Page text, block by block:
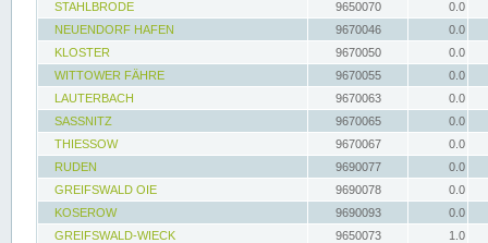
STAHLBRODE
9650070
0.0
NEUENDORF HAFEN
9670046
0.0
KLOSTER
9670050
0.0
WITTOWER FÄHRE
9670055
0.0
LAUTERBACH
9670063
0.0
SASSNITZ
9670065
0.0
THIESSOW
9670067
0.0
RUDEN
9690077
0.0
GREIFSWALD OIE
9690078
0.0
KOSEROW
9690093
0.0
GREIFSWALD-WIECK
9650073
1.0